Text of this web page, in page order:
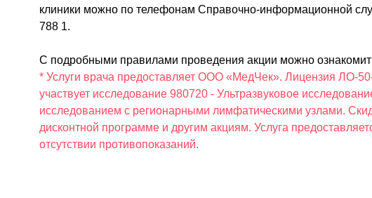
клиники можно по телефонам Справочно-информационной
788 1.
С подробными правилами проведения акции можно
* Услуги врача предоставляет ООО «МедЧек». Лицензия ЛО-
участвует исследование 980720 - Ультразвуковое
исследованием с регионарными лимфатическими узлами.
дисконтной программе и другим акциям. Услуга
отсутствии противопоказаний.